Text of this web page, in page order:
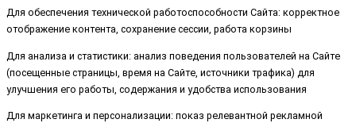
Для обеспечения технической работоспособности Сайта: корректное
отображение контента, сохранение сессии, работа корзины
Для анализа и статистики: анализ поведения пользователей на Сайте
(посещенные страницы, время на Сайте, источники трафика) для
улучшения его работы, содержания и удобства использования
Для маркетинга и персонализации: показ релевантной рекламной